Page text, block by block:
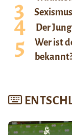
Der
Wer ist